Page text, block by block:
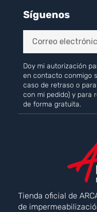
Síguenos
Doy mi autorización
en contacto conmigo
caso de retraso o
con mi pedido) y para
de forma gratuita.
Tienda oficial de
de